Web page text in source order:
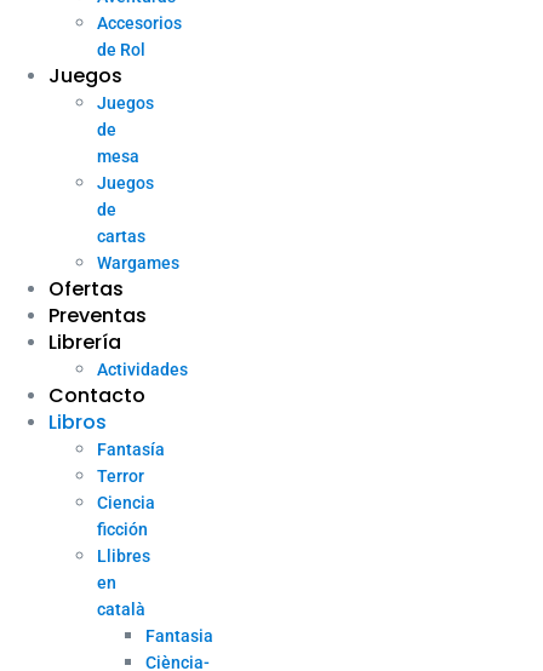
Accesorios
de Rol
Juegos
Juegos
de
mesa
Juegos
de
cartas
Wargames
Ofertas
Preventas
Librería
Actividades
Contacto
Libros
Fantasía
Terror
Ciencia
ficción
Llibres
en
català
Fantasia
Ciència-